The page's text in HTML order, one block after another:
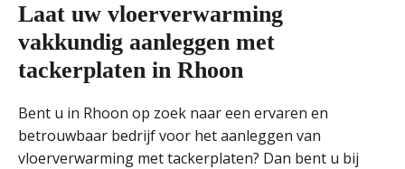
Laat uw vloerverwarming
vakkundig aanleggen met
tackerplaten in Rhoon
Bent u in Rhoon op zoek naar een ervaren en
betrouwbaar bedrijf voor het aanleggen van
vloerverwarming met tackerplaten? Dan bent u bij